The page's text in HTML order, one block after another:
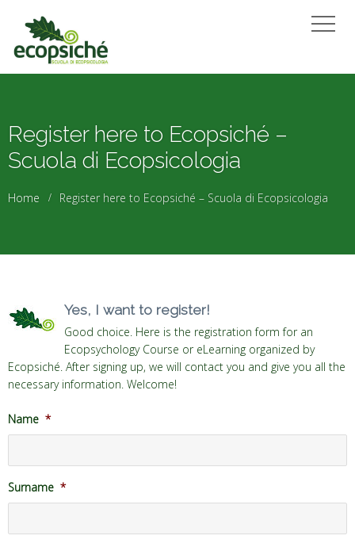
Register here to Ecopsiché –
Scuola di Ecopsicologia
Home Register here to Ecopsiché – Scuola di Ecopsicologia
Yes, I want to register!
Good choice. Here is the registration form for an
Ecopsychology Course or eLearning organized by
Ecopsiché. After signing up, we will contact you and give you all the
necessary information. Welcome!
Name *
Surname *